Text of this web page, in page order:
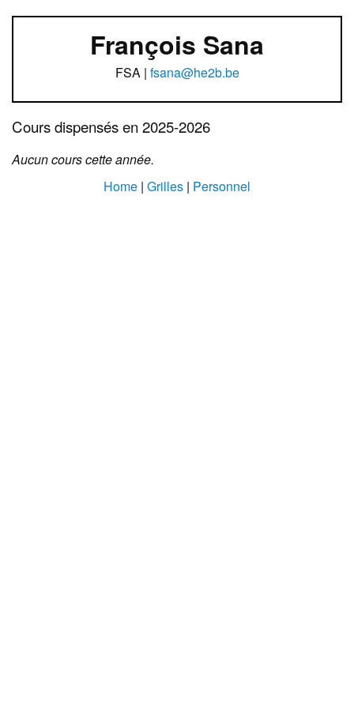
François Sana
FSA | fsana@he2b.be
Cours dispensés en 2025-2026
Aucun cours cette année.
Home | Grilles | Personnel